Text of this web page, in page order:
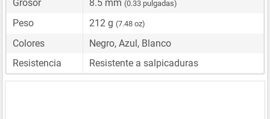
Grosor 8.5 mm (0.33 pulgadas)
Peso 212 g (7.48 oz)
Colores
Negro, Azul, Blanco
Resistencia
Resistente a salpicaduras